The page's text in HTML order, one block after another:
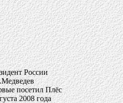
России
посетил Плёс
2008 года